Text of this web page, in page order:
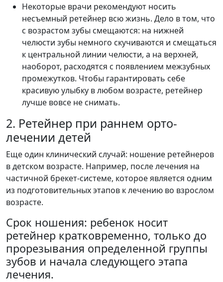
Некоторые врачи рекомендуют носить
несъемный ретейнер всю жизнь. Дело в том, что
с возрастом зубы смещаются: на нижней
челюсти зубы немного скучиваются и смещаться
к центральной линии челюсти, а на верхней,
наоборот, расходятся с появлением межзубных
промежутков. Чтобы гарантировать себе
красивую улыбку в любом возрасте, ретейнер
лучше вовсе не снимать.
2. Ретейнер при раннем орто-
лечении детей
Еще один клинический случай: ношение ретейнеров
в детском возрасте. Например, после лечения на
частичной брекет-системе, которое является одним
из подготовительных этапов к лечению во взрослом
возрасте.
Срок ношения: ребенок носит
ретейнер кратковременно, только до
прорезывания определенной группы
зубов и начала следующего этапа
лечения.